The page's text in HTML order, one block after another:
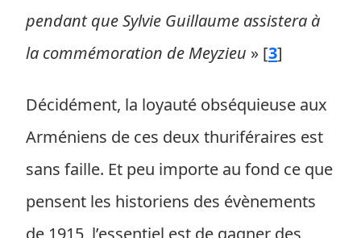
pendant que Sylvie Guillaume assistera à
la commémoration de Meyzieu » [3]
Décidément, la loyauté obséquieuse aux
Arméniens de ces deux thuriféraires est
sans faille. Et peu importe au fond ce que
pensent les historiens des évènements
de 1915, l’essentiel est de gagner des